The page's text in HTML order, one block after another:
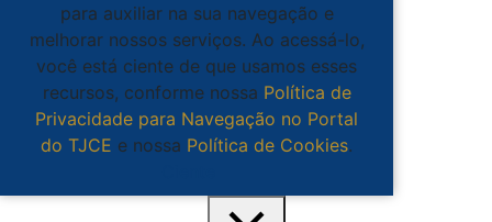
para auxiliar na sua navegação e
melhorar nossos serviços. Ao acessá-lo,
você está ciente de que usamos esses
recursos, conforme nossa Política de
Privacidade para Navegação no Portal
do TJCE e nossa Política de Cookies.